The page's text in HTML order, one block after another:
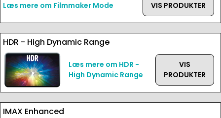
Læs mere om Filmmaker Mode
VIS PRODUKTER
HDR - High Dynamic Range
Læs mere om HDR -
High Dynamic Range
VIS
PRODUKTER
IMAX Enhanced